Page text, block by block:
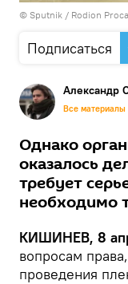
© Sputnik / Rodion Proca
Подписаться
Александр
Все материалы
Однако
оказалось
требует
необходимо
КИШИНЕВ, 8
вопросам
проведения